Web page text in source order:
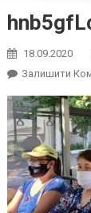
18.09.2020
Залишити